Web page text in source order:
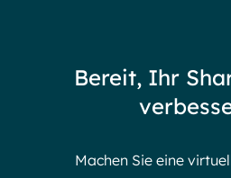
Endless
Bereit, Ihr
Machen Sie eine